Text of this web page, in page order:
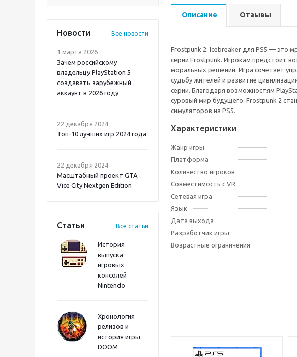
Новости Все новости
1 марта 2026
Зачем российскому
владельцу PlayStation 5
создавать зарубежный
аккаунт в 2026 году
22 декабря 2024
Топ-10 лучших игр 2024 года
22 декабря 2024
Масштабный проект GTA
Vice City Nextgen Edition
Статьи Все статьи
История
выпуска
игровых
консолей
Nintendo
Хронология
релизов и
история игры
DOOM
Onimusha: Way of the
Sword PS5
Описание Отзывы
Frostpunk 2: Icebreaker для PS5 — это
серии Frostpunk. Игрокам предстоит
моральных решений. Игра сочетает
судьбу жителей и развитие
серии. Благодаря возможностям
суровый мир будущего. Frostpunk 2
симуляторов на PS5.
Характеристики
Жанр игры
Платформа
Количество игроков
Совместимость с VR
Сетевая игра
Язык
Дата выхода
Разработчик игры
Возрастные ограничения